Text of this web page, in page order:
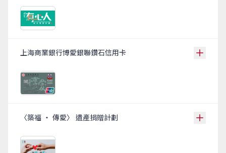
上海商業銀行博愛銀聯鑽石信用卡
〈築福 ‧ 傳愛〉 遺產捐贈計劃